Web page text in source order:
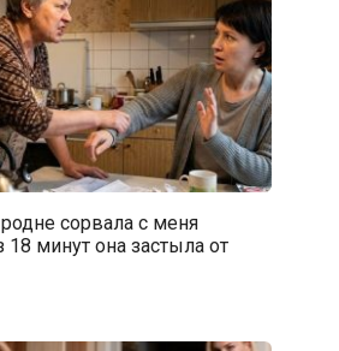
сорвала с меня
18 минут она застыла от